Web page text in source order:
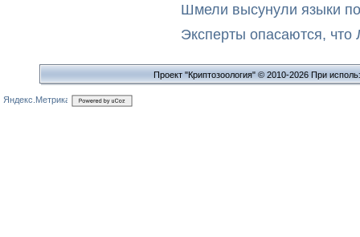
Шмели высунули языки
Эксперты опасаются,
Проект "Криптозоология" © 2010-2026 При